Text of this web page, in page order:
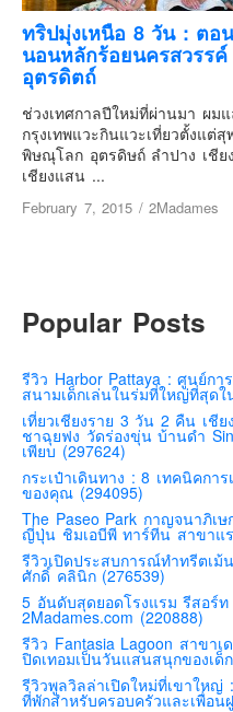
อิตาลี
ตุรกี-ตุรเคีย
เยอรมัน
ฝรั่งเศส
ออสเตรีย
สวิสเซอร์แลนด์
สเปน
โครเอเชีย
สโลเวเนีย
มอนเตรเนโกร
บอสเนียและเฮอร์เซโกวีน่า
ญี่ปุ่น
คันโต-โตเกียวและรอบๆ
คันไซ-โอซาก้า เกียวโต
คิวชู – ฟุกุโอกะ ซางะ เปป
ฟูจิ
ทริปมุ่งเหนือ 8 วัน : ตอ
นอนหลักร้อยนครสวรร
อุตรดิตถ์
ช่วงเทศกาลปีใหม่ที่ผ่านมา ผม
กรุงเทพแวะกินแวะเที่ยวตั้งแ
พิษณุโลก อุตรดิษถ์ ลำปาง เชีย
เชียงแสน ...
February 7, 2015 / 2Madames
Popular Posts
รีวิว Harbor Pattaya : ศูนย์ก
สนามเด็กเล่นในร่มที่ใหญ่ที่สุดใ
เที่ยวเชียงราย 3 วัน 2 คืน เชี
ชาฉุยฟง วัดร่องขุ่น บ้านดำ
เพียบ (297624)
กระเป๋าเดินทาง : 8 เทคนิคกา
ของคุณ (294095)
The Paseo Park กาญจนาภิเ
ญี่ปุ่น ชิมเอบีพี ทาร์ทีน สาขาแ
รีวิวเปิดประสบการณ์ทำทรีตเ
ศักดิ์ คลินิก (276539)
5 อันดับสุดยอดโรงแรม รีสอร์
2Madames.com (220888)
รีวิว Fantasia Lagoon สาขา
ปิดเทอมเป็นวันแสนสนุกของเด็
รีวิวพูลวิลล่าเปิดใหม่ที่เขาใหญ่
ที่พักสำหรับครอบครัวและเพื่อน